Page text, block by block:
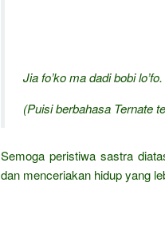
Jia fo’ko ma dadi bobi
(Puisi berbahasa Ternate
Semoga peristiwa sastra
dan menceriakan hidup yang